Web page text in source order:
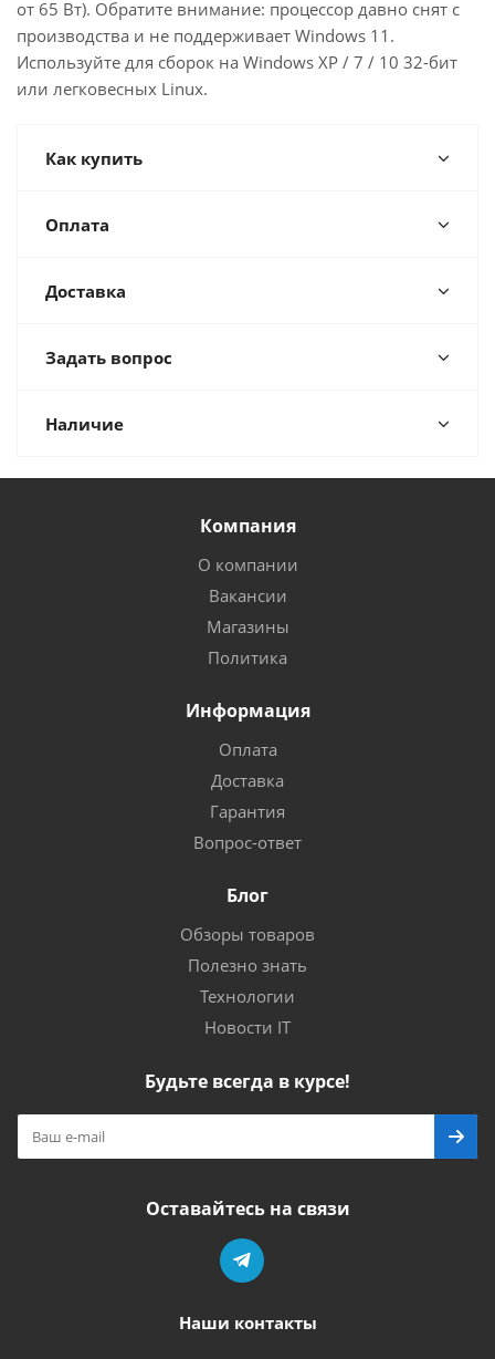
от 65 Вт). Обратите внимание: процессор давно снят с
производства и не поддерживает Windows 11.
Используйте для сборок на Windows XP / 7 / 10 32-бит
или легковесных Linux.
Как купить
Оплата
Доставка
Задать вопрос
Наличие
Компания
О компании
Вакансии
Магазины
Политика
Информация
Оплата
Доставка
Гарантия
Вопрос-ответ
Блог
Обзоры товаров
Полезно знать
Технологии
Новости IT
Будьте всегда в курсе!
Оставайтесь на связи
Наши контакты